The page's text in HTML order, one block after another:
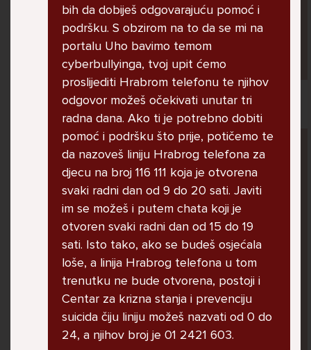
Lana, 12
Pitaj Stručnjaka
STRUCNJAK
U školi me ogovara nekoliko prijatelja ne
znam zašto. Čak su napravili grupu gdje me
ogovaraju. To sam saznala tako što mi je
prijateljica rekla. Više ne želim ići u školu ali
me mama i tata tjeraju. Svaku večer kod kuće
bih da dobiješ odgovarajuću pomoć i
podršku. S obzirom na to da se mi na
portalu Uho bavimo temom
cyberbullyinga, tvoj upit ćemo
proslijediti Hrabrom telefonu te njihov
odgovor možeš očekivati unutar tri
radna dana. Ako ti je potrebno dobiti
pomoć i podršku što prije, potičemo te
da nazoveš liniju Hrabrog telefona za
djecu na broj 116 111 koja je otvorena
svaki radni dan od 9 do 20 sati. Javiti
im se možeš i putem chata koji je
otvoren svaki radni dan od 15 do 19
sati. Isto tako, ako se budeš osjećala
loše, a linija Hrabrog telefona u tom
trenutku ne bude otvorena, postoji i
Centar za krizna stanja i prevenciju
suicida čiju liniju možeš nazvati od 0 do
24, a njihov broj je 01 2421 603.